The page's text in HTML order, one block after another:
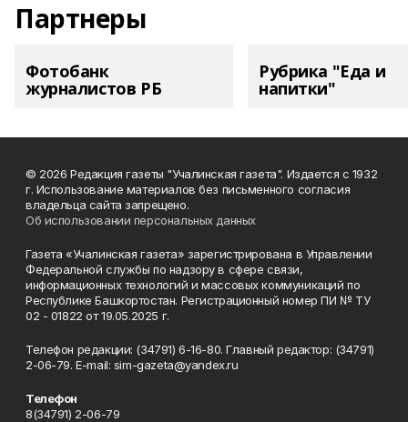
Партнеры
Фотобанк
журналистов РБ
Рубрика "Еда и
напитки"
© 2026 Редакция газеты "Учалинская газета". Издается с 1932
г. Использование материалов без письменного согласия
владельца сайта запрещено.
Об использовании персональных данных
Газета «Учалинская газета» зарегистрирована в Управлении
Федеральной службы по надзору в сфере связи,
информационных технологий и массовых коммуникаций по
Республике Башкортостан. Регистрационный номер ПИ № ТУ
02 - 01822 от 19.05.2025 г.
Телефон редакции: (34791) 6-16-80. Главный редактор: (34791)
2-06-79. Е-mаil: sim-gazeta@yandex.ru
Телефон
8(34791) 2-06-79